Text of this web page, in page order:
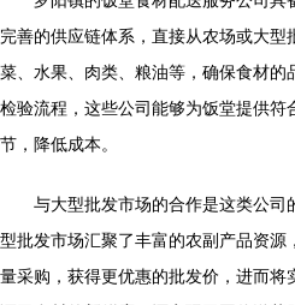
完善的供应链体系，直接从农场或大
菜、水果、肉类、粮油等，确保食材的
检验流程，这些公司能够为饭堂提供
节，降低成本。
与大型批发市场的合作是这类公
型批发市场汇聚了丰富的农副产品资
量采购，获得更优惠的批发价，进而